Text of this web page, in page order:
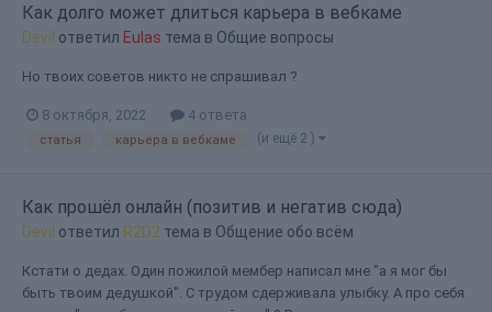
Как долго может длиться карьера в вебкаме
Devil ответил Eulas тема в Общие вопросы
Но твоих советов никто не спрашивал ?
8 октября, 2022 4 ответа
статья карьера в вебкаме (и ещё 2 )
Как прошёл онлайн (позитив и негатив сюда)
Devil ответил R2D2 тема в Общение обо всём
Кстати о дедах. Один пожилой мембер написал мне "а я мог бы
быть твоим дедушкой". С трудом сдерживала улыбку. А про себя